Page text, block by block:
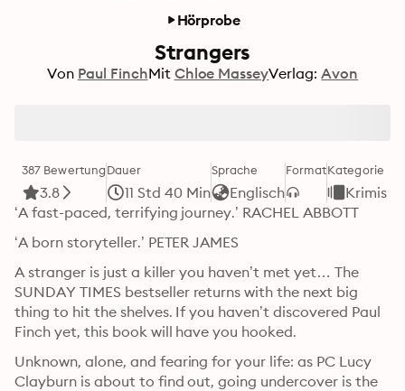
Hörprobe
Strangers
Von Paul FinchMit Chloe MasseyVerlag: Avon
387 Bewertung
3.8
Dauer
11 Std 40 Min
Sprache
Englisch
FormatKategorie
Krimis
‘A fast-paced, terrifying journey.’ RACHEL ABBOTT
‘A born storyteller.’ PETER JAMES
A stranger is just a killer you haven’t met yet… The
SUNDAY TIMES bestseller returns with the next big
thing to hit the shelves. If you haven’t discovered Paul
Finch yet, this book will have you hooked.
Unknown, alone, and fearing for your life: as PC Lucy
Clayburn is about to find out, going undercover is the